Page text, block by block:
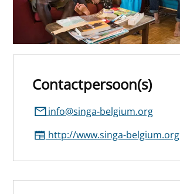
Contactpersoon(s)
info@singa-belgium.org
http://www.singa-belgium.org